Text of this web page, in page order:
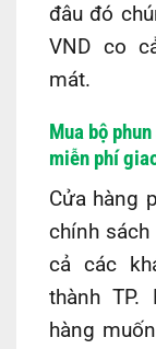
đâu đó
VND co
mát.
Mua bộ
miễn phí
Cửa hàng
chính
cả các
thành TP.
hàng